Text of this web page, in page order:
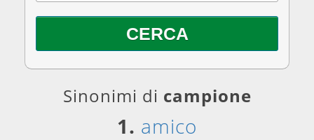
Sinonimi di campione
1. amico